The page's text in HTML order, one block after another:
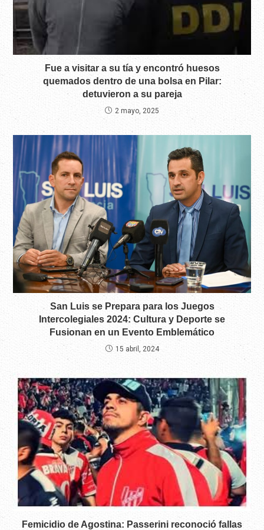
Fue a visitar a su tía y encontró huesos
quemados dentro de una bolsa en Pilar:
detuvieron a su pareja
2 mayo, 2025
San Luis se Prepara para los Juegos
Intercolegiales 2024: Cultura y Deporte se
Fusionan en un Evento Emblemático
15 abril, 2024
Femicidio de Agostina: Passerini reconoció fallas